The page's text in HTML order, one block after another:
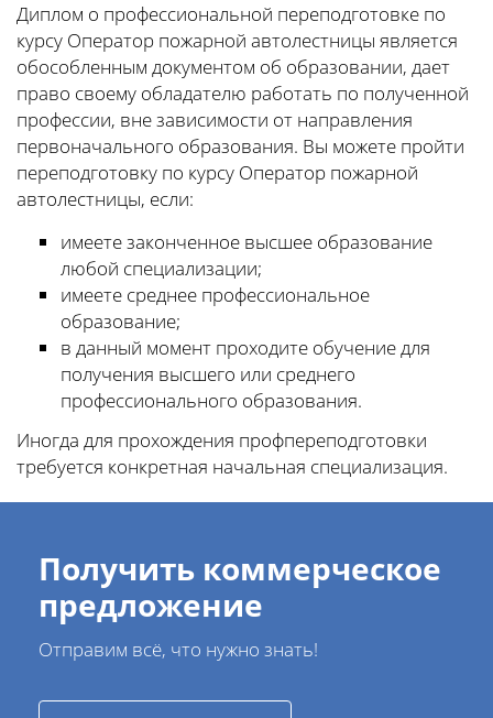
Диплом о профессиональной переподготовке по
курсу Оператор пожарной автолестницы является
обособленным документом об образовании, дает
право своему обладателю работать по полученной
профессии, вне зависимости от направления
первоначального образования. Вы можете пройти
переподготовку по курсу Оператор пожарной
автолестницы, если:
имеете законченное высшее образование
любой специализации;
имеете среднее профессиональное
образование;
в данный момент проходите обучение для
получения высшего или среднего
профессионального образования.
Иногда для прохождения профпереподготовки
требуется конкретная начальная специализация.
Получить коммерческое
предложение
Отправим всё, что нужно знать!